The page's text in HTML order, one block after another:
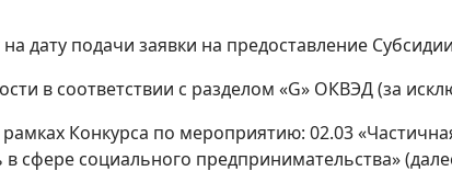
дату подачи заявки на предоставление
в соответствии с разделом «G» ОКВЭД (за
Конкурса по мероприятию: 02.03
социального предпринимательства»